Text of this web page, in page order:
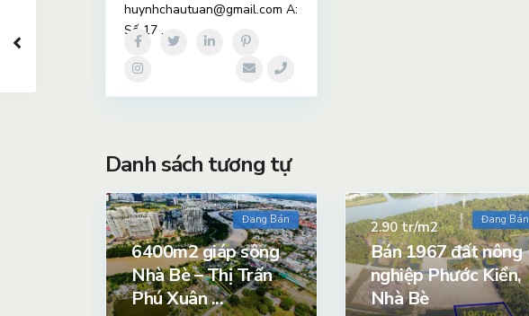
huynhchautuan@gmail.com A:
Số 17 ...
Danh sách tương tự
Đang Bán
6400m2 giáp sông
Nhà Bè – Thị Trấn
Phú Xuân ...
Đang Bán
2.90tr/m2
Bán 1967 đất nông
nghiệp Phước Kiển,
Nhà Bè